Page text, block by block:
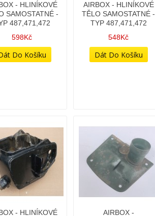
- HLINÍKOVÉ
SAMOSTATNÉ -
487,471,472
598Kč
AIRBOX - HLINÍKOVÉ
TĚLO SAMOSTATNÉ -
TYP 487,471,472
548Kč
- HLINÍKOVÉ
AIRBOX -